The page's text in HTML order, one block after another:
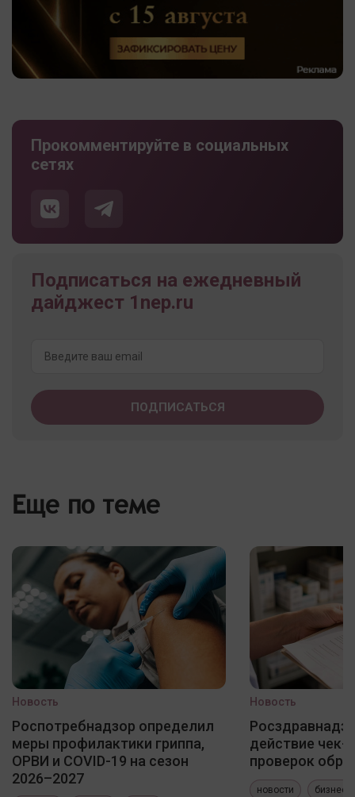
Прокомментируйте в социальных
сетях
Подписаться на ежедневный
дайджест 1nep.ru
Еще по теме
Новость
Роспотребнадзор определил
меры профилактики гриппа,
ОРВИ и COVID-19 на сезон
2026–2027
Новость
действие чек-
проверок
новости бизнес